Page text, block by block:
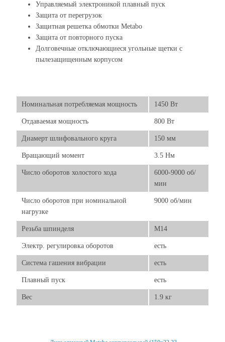
Управляемый электроникой плавный пуск
Защита от перегрузок
Защитная решетка обмотки Metabo
Защита от повторного пуска
Долговечные отключающиеся угольные щетки с
пылезащищенным корпусом
Номинальная потребляемая мощность 1450 Вт
Отдаваемая мощность 800 Вт
Диамерт шлифовального круга 150 мм
Вращающий момент 3.5 Нм
Число оборотов холостого хода
6000-9000 об/
мин
Число оборотов при номинальной
нагрузке
9000 об/мин
Резьба шпинделя М14
Электр. регулировка оборотов есть
Система гашения вибрации есть
Плавный пуск есть
Вес 1.9 кг